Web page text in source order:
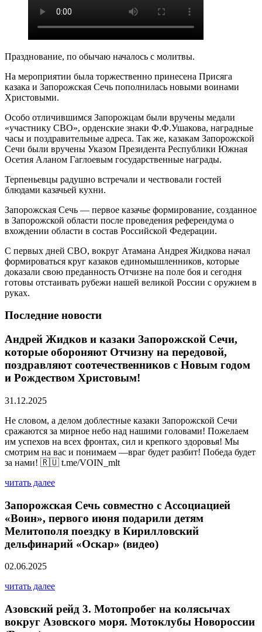
Празднование, по обычаю началось с молитвы.
На мероприятии была торжественно принесена Присяга
казака и Запорожская Сечь пополнилась новыми воинами
Христовыми.
Особо отличившимся Запорожцам были вручены медали
«участнику СВО», орденские знаки Ф.Ф.Ушакова, наградные
часы и поздравительные адреса. Так же, казакам Запорожской
Сечи были вручены Указом Президента Республики Южная
Осетия Аланом Гаглоевым государственные награды.
Терпеньевцы радушно встречали и чествовали гостей
блюдами казачьей кухни.
Запорожская Сечь — первое казачье формирование, созданное
в Запорожской области после проведения референдума о
вхождении области в состав Российской Федерации.
С первых дней СВО, вокруг Атамана Андрея Жидкова начал
формироваться круг казаков единомышленников, которые
доказали свою преданность Отчизне на поле боя и сегодня
готовы отстаивать рубежи нашей великой России с оружием в
руках.
Последние новости
Андрей Жидков и казаки Запорожской Сечи,
которые обороняют Отчизну на передовой,
поздравляют соотечественников с Новым годом
и Рождеством Христовым!
31.12.2025
Не словом, а делом доблестные казаки Запорожской Сечи
сражаются за мирное небо над нашими головами! Пожелаем
им успехов на всех фронтах, сил и крепкого здоровья! Мы
смотрим на вас и понимаем —враг будет разбит! Победа будет
за нами! 🇷🇺 t.me/VOIN_mlt
читать далее
Запорожская Сечь совместно с Ассоциацией
«Воин», первого июня подарили детям
Мелитополя поездку в Кирилловский
дельфинарий «Оскар» (видео)
02.06.2025
читать далее
Азовский рейд 3. Мотопробег на колясычах
вокруг Азовского моря. Мотоклубы Новороссии